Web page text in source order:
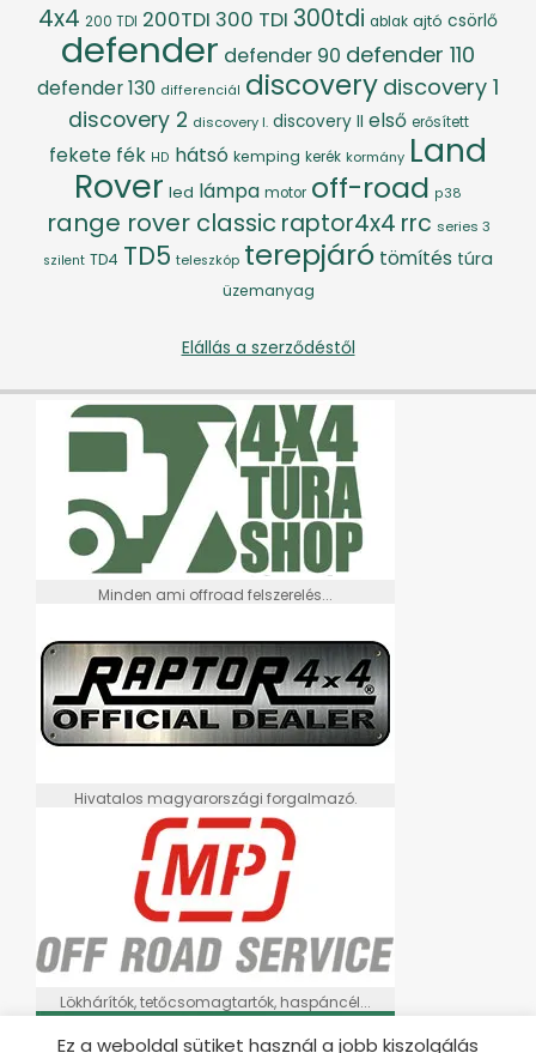
4x4 200 TDI 200TDI 300 TDI 300tdi ablak ajtó csörlő
defender defender 90 defender 110
defender 130 differenciál discovery discovery 1
discovery 2 discovery I. discovery II első erősített
fekete fék HD hátsó kemping kerék kormány Land
Rover led lámpa motor off-road p38
range rover classic raptor4x4 rrc series 3
szilent TD4 TD5 teleszkóp terepjáró tömítés túra
üzemanyag
Elállás a szerződéstől
Minden ami offroad felszerelés...
Hivatalos magyarországi forgalmazó.
Lökhárítók, tetőcsomagtartók, haspáncél...
Ez a weboldal sütiket használ a jobb kiszolgálás